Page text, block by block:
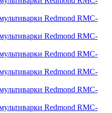
Redmond RMC-
Redmond RMC-
Redmond RMC-
Redmond RMC-
Redmond RMC-
Redmond RMC-